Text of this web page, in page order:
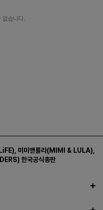
없습니다.
미미앤룰라(MIMI & LULA)
한국공식총판